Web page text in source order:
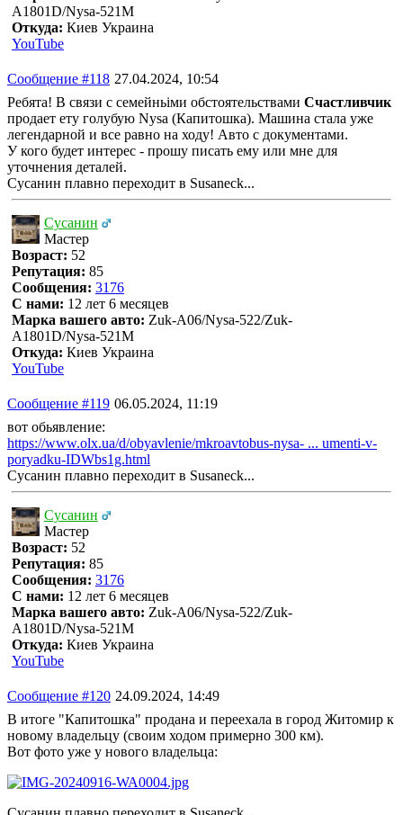
A1801D/Nysa-521M
Откуда: Киев Украина
YouTube
Сообщение #118 27.04.2024, 10:54
Ребята! В связи с семейньіми обстоятельствами Счастливчик
продает ету голубую Nysa (Капитошка). Машина стала уже
легендарной и все равно на ходу! Авто с документами.
У кого будет интерес - прошу писать ему или мне для
уточнения деталей.
Сусанин плавно переходит в Susaneck...
Сусанин
Мастер
Возраст: 52
Репутация: 85
Сообщения: 3176
С нами: 12 лет 6 месяцев
Марка вашего авто: Zuk-A06/Nysa-522/Zuk-
A1801D/Nysa-521M
Откуда: Киев Украина
YouTube
Сообщение #119 06.05.2024, 11:19
вот обьявление:
https://www.olx.ua/d/obyavlenie/mkroavtobus-nysa- ... umenti-v-
poryadku-IDWbs1g.html
Сусанин плавно переходит в Susaneck...
Сусанин
Мастер
Возраст: 52
Репутация: 85
Сообщения: 3176
С нами: 12 лет 6 месяцев
Марка вашего авто: Zuk-A06/Nysa-522/Zuk-
A1801D/Nysa-521M
Откуда: Киев Украина
YouTube
Сообщение #120 24.09.2024, 14:49
В итоге "Капитошка" продана и переехала в город Житомир к
новому владельцу (своим ходом примерно 300 км).
Вот фото уже у нового владельца: